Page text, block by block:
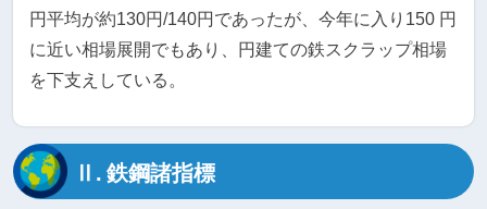
円平均が約130円/140円であったが、今年に入り150 円
に近い相場展開でもあり、円建ての鉄スクラップ相場
を下支えしている。
Ⅱ. 鉄鋼諸指標